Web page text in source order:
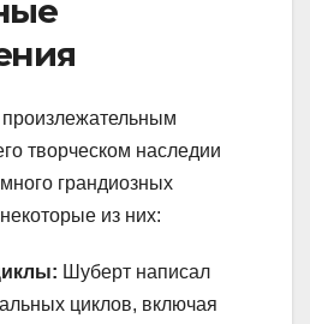
творческом наследии
грандиозных
из них:
Шуберт написал
циклов, включая